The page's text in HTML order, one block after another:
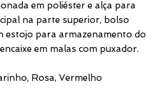
em poliéster e alça para
na parte superior, bolso
estojo para armazenamento do
em malas com puxador.
Rosa, Vermelho